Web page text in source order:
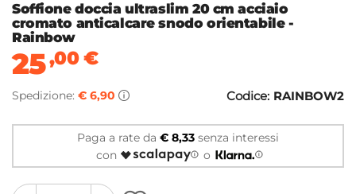
Soffione doccia ultraslim 20 cm acciaio
cromato anticalcare snodo orientabile -
Rainbow
25,00€
Spedizione: € 6,90 Codice: RAINBOW2
Paga a rate da € 8,33 senza interessi
con
o